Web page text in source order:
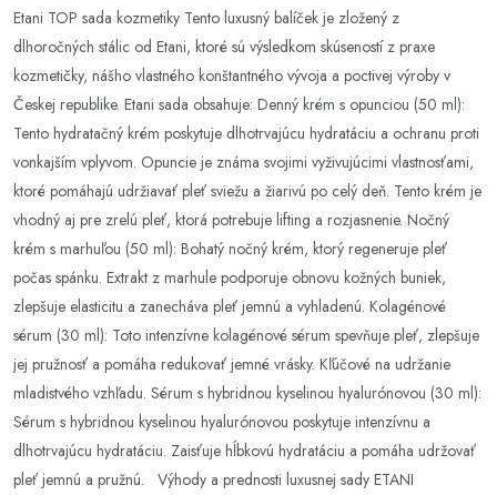
Etani TOP sada kozmetiky Tento luxusný balíček je zložený z
dlhoročných stálic od Etani, ktoré sú výsledkom skúseností z praxe
kozmetičky, nášho vlastného konštantného vývoja a poctivej výroby v
Českej republike. Etani sada obsahuje: Denný krém s opunciou (50 ml):
Tento hydratačný krém poskytuje dlhotrvajúcu hydratáciu a ochranu proti
vonkajším vplyvom. Opuncie je známa svojimi vyživujúcimi vlastnosťami,
ktoré pomáhajú udržiavať pleť sviežu a žiarivú po celý deň. Tento krém je
vhodný aj pre zrelú pleť, ktorá potrebuje lifting a rozjasnenie. Nočný
krém s marhuľou (50 ml): Bohatý nočný krém, ktorý regeneruje pleť
počas spánku. Extrakt z marhule podporuje obnovu kožných buniek,
zlepšuje elasticitu a zanecháva pleť jemnú a vyhladenú. Kolagénové
sérum (30 ml): Toto intenzívne kolagénové sérum spevňuje pleť, zlepšuje
jej pružnosť a pomáha redukovať jemné vrásky. Kľúčové na udržanie
mladistvého vzhľadu. Sérum s hybridnou kyselinou hyalurónovou (30 ml):
Sérum s hybridnou kyselinou hyalurónovou poskytuje intenzívnu a
dlhotrvajúcu hydratáciu. Zaisťuje hĺbkovú hydratáciu a pomáha udržovať
pleť jemnú a pružnú. Výhody a prednosti luxusnej sady ETANI